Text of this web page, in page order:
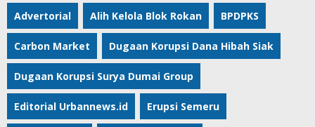
Advertorial Alih Kelola Blok Rokan BPDPKS
Carbon Market Dugaan Korupsi Dana Hibah Siak
Dugaan Korupsi Surya Dumai Group
Editorial Urbannews.id Erupsi Semeru